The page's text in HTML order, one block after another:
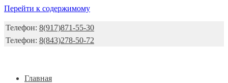
Перейти к содержимому
Телефон: 8(917)871-55-30
Телефон: 8(843)278-50-72
Главная